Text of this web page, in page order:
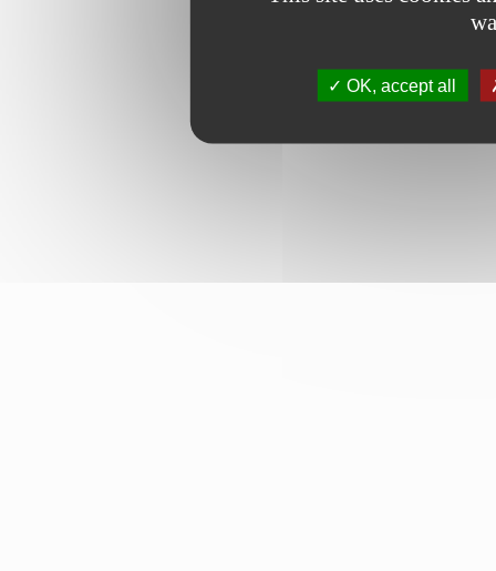
OK, accept all